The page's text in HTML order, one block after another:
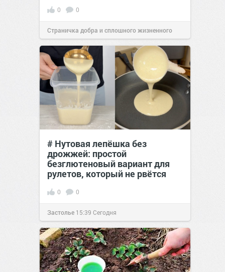
0 0
Страничка добра и сплошного жизненного
позитива!11:38Сегодня
# Нутовая лепёшка без
дрожжей: простой
безглютеновый вариант для
рулетов, который не рвётся
0 0
Застолье 15:39 Сегодня